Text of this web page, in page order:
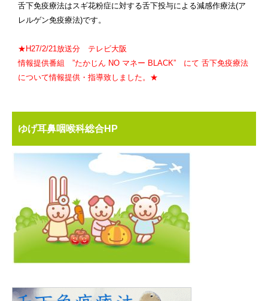
舌下免疫療法はスギ花粉症に対する舌下投与による減感作療法(ア
レルゲン免疫療法)です。
★H27/2/21放送分 テレビ大阪
情報提供番組 ”たかじん NO マネー BLACK” にて 舌下免疫療法
について情報提供・指導致しました。★
ゆげ耳鼻咽喉科総合HP